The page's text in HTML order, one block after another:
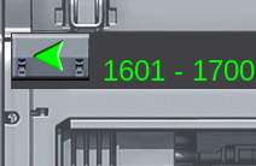
1601 - 1700